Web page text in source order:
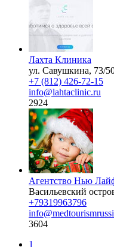
Лахта Клиника
ул. Савушкина, 73/
+7 (812) 426-72-15
info@lahtaclinic.ru
2924
Агентство Нью
Васильевский
+79319963796
3604
1